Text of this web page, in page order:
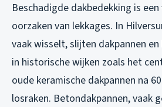
Beschadigde dakbedekking is
oorzaken van lekkages. In
vaak wisselt, slijten dakpannen
in historische wijken zoals het
oude keramische dakpannen na
losraken. Betondakpannen, vaak